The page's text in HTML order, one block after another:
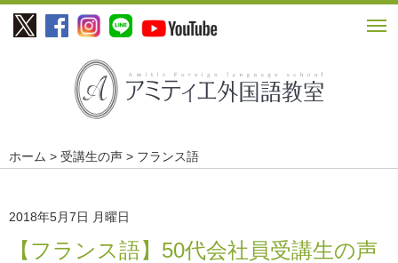
ホーム > 受講生の声 > フランス語
2018年5月7日 月曜日
【フランス語】50代会社員受講生の声